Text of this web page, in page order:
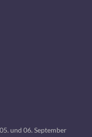
und 06. September